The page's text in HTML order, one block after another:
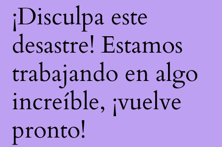
¡Disculpa este
desastre! Estamos
trabajando en algo
increíble, ¡vuelve
pronto!